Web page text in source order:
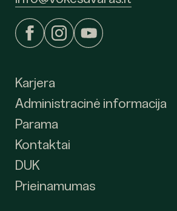
Karjera
Administracinė informacija
Parama
Kontaktai
DUK
Prieinamumas